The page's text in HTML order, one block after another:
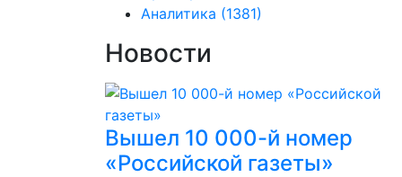
Аналитика (1381)
Новости
Вышел 10 000-й номер
«Российской газеты»